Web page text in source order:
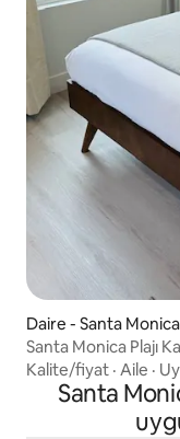
Daire - Santa Monica
Santa Monica Plajı
Kalite/fiyat · Aile ·
Santa